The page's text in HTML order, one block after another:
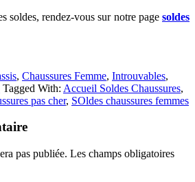
soldes, rendez-vous sur notre page soldes
, Chaussures Femme, Introuvables,
Tagged With: Accueil Soldes Chaussures,
pas cher, SOldes chaussures femmes
pas publiée. Les champs obligatoires